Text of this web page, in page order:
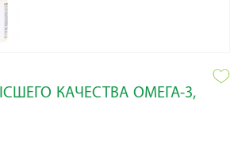
КАЧЕСТВА ОМЕГА-3,